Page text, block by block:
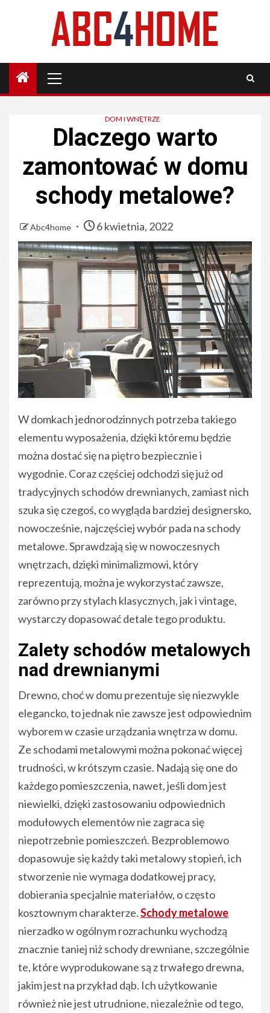
Menu
DOM I WNĘTRZE
Dlaczego warto
zamontować w domu
schody metalowe?
Abc4home 6 kwietnia, 2022
W domkach jednorodzinnych potrzeba takiego
elementu wyposażenia, dzięki któremu będzie
można dostać się na piętro bezpiecznie i
wygodnie. Coraz częściej odchodzi się już od
tradycyjnych schodów drewnianych, zamiast nich
szuka się czegoś, co wygląda bardziej designersko,
nowocześnie, najczęściej wybór pada na schody
metalowe. Sprawdzają się w nowoczesnych
wnętrzach, dzięki minimalizmowi, który
reprezentują, można je wykorzystać zawsze,
zarówno przy stylach klasycznych, jak i vintage,
wystarczy dopasować detale tego produktu.
Zalety schodów metalowych
nad drewnianymi
Drewno, choć w domu prezentuje się niezwykle
elegancko, to jednak nie zawsze jest odpowiednim
wyborem w czasie urządzania wnętrza w domu.
Ze schodami metalowymi można pokonać więcej
trudności, w krótszym czasie. Nadają się one do
każdego pomieszczenia, nawet, jeśli dom jest
niewielki, dzięki zastosowaniu odpowiednich
modułowych elementów nie zagraca się
niepotrzebnie pomieszczeń. Bezproblemowo
dopasowuje się każdy taki metalowy stopień, ich
stworzenie nie wymaga dodatkowej pracy,
dobierania specjalnie materiałów, o często
kosztownym charakterze.Schody metalowe
nierzadko w ogólnym rozrachunku wychodzą
znacznie taniej niż schody drewniane, szczególnie
te, które wyprodukowane są z trwałego drewna,
jakim jest na przykład dąb. Ich użytkowanie
również nie jest utrudnione, niezależnie od tego,